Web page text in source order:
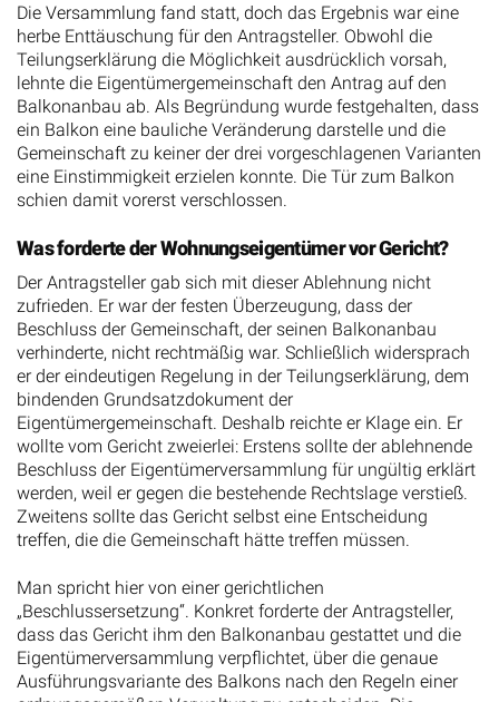
Die Versammlung fand statt, doch das Ergebnis war eine
herbe Enttäuschung für den Antragsteller. Obwohl die
Teilungserklärung die Möglichkeit ausdrücklich vorsah,
lehnte die Eigentümergemeinschaft den Antrag auf den
Balkonanbau ab. Als Begründung wurde festgehalten, dass
ein Balkon eine bauliche Veränderung darstelle und die
Gemeinschaft zu keiner der drei vorgeschlagenen Varianten
eine Einstimmigkeit erzielen konnte. Die Tür zum Balkon
schien damit vorerst verschlossen.
Was forderte der Wohnungseigentümer vor Gericht?
Der Antragsteller gab sich mit dieser Ablehnung nicht
zufrieden. Er war der festen Überzeugung, dass der
Beschluss der Gemeinschaft, der seinen Balkonanbau
verhinderte, nicht rechtmäßig war. Schließlich widersprach
er der eindeutigen Regelung in der Teilungserklärung, dem
bindenden Grundsatzdokument der
Eigentümergemeinschaft. Deshalb reichte er Klage ein. Er
wollte vom Gericht zweierlei: Erstens sollte der ablehnende
Beschluss der Eigentümerversammlung für ungültig erklärt
werden, weil er gegen die bestehende Rechtslage verstieß.
Zweitens sollte das Gericht selbst eine Entscheidung
treffen, die die Gemeinschaft hätte treffen müssen.
Man spricht hier von einer gerichtlichen
„Beschlussersetzung“. Konkret forderte der Antragsteller,
dass das Gericht ihm den Balkonanbau gestattet und die
Eigentümerversammlung verpflichtet, über die genaue
Ausführungsvariante des Balkons nach den Regeln einer